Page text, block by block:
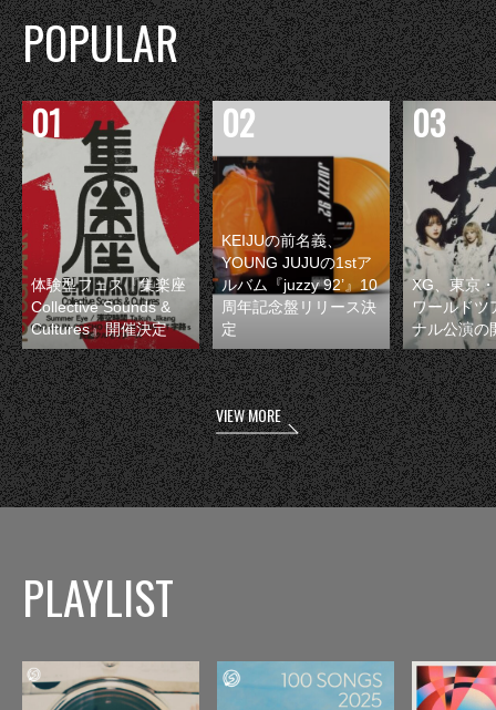
POPULAR
体験型フェス『集楽座
Collective Sounds &
Cultures』開催決定
KEIJUの前名義、
YOUNG JUJUの1stア
ルバム『juzzy 92’』10
周年記念盤リリース決
定
XG、東京
ワールドツ
ナル公演の
VIEW MORE
PLAYLIST